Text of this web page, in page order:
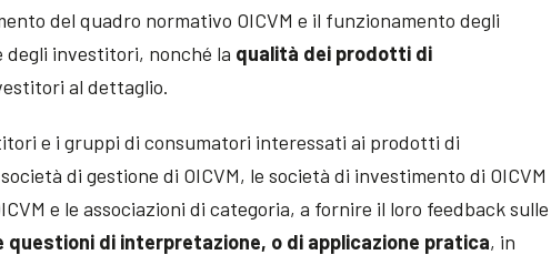
del quadro normativo OICVM e il funzionamento degli
degli investitori, nonché la qualità dei prodotti di
al dettaglio.
e i gruppi di consumatori interessati ai prodotti di
di gestione di OICVM, le società di investimento di OICVM
e le associazioni di categoria, a fornire il loro feedback sulle
di interpretazione, o di applicazione pratica, in